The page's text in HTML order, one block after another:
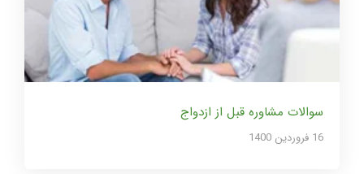
سوالات مشاوره قبل از ازدواج
16 فروردین 1400